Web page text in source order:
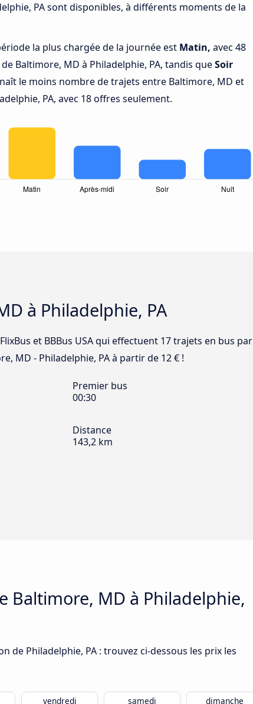
PA sont disponibles, à différents moments de la
la plus chargée de la journée est Matin, avec 48
Baltimore, MD à Philadelphie, PA, tandis queSoir
le moins nombre de trajets entre Baltimore, MD et
PA, avec 18 offres seulement.
à Philadelphie, PA
et BBBus USA qui effectuent 17 trajets en bus par
MD - Philadelphie, PA à partir de 12 € !
Premier bus
00:30
Distance
143,2 km
Baltimore, MD à Philadelphie,
de Philadelphie, PA : trouvez ci-dessous les prix les
vendredi samedi dimanche